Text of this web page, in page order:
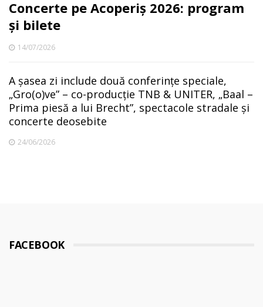
Concerte pe Acoperiș 2026: program
și bilete
14/07/2026
A șasea zi include două conferințe speciale,
„Gro(o)ve” – co-producție TNB & UNITER, „Baal –
Prima piesă a lui Brecht”, spectacole stradale și
concerte deosebite
24/06/2026
FACEBOOK